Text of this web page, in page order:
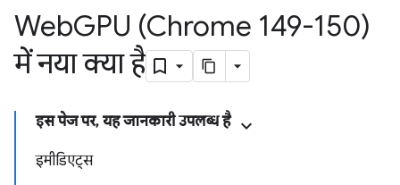
WebGPU (Chrome 149-150)
में नया क्या है
इस पेज पर, यह जानकारी उपलब्ध है
इमीडिएट्स